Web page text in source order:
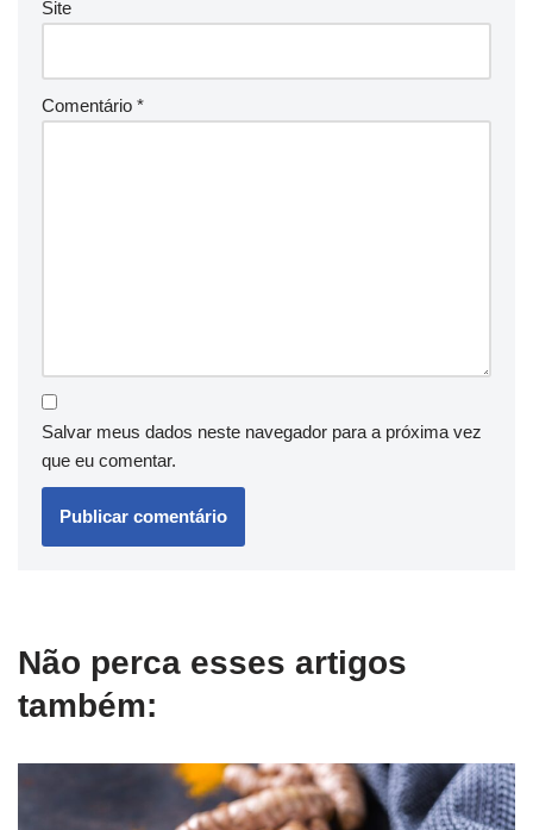
Site
Comentário *
Salvar meus dados neste navegador para a próxima vez
que eu comentar.
Não perca esses artigos
também: